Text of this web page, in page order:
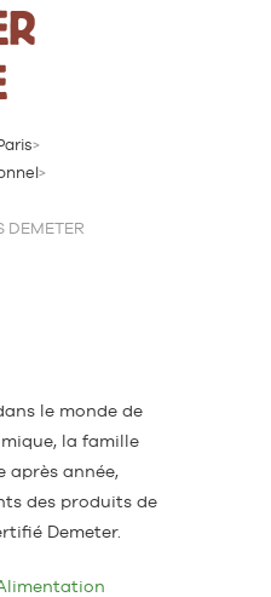
>
>
DEMETER
le monde de
la famille
après année,
des produits de
Demeter.